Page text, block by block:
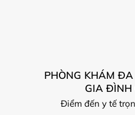
PHÒNG KHÁM
GIA ĐÌNH
Điểm đến y tế